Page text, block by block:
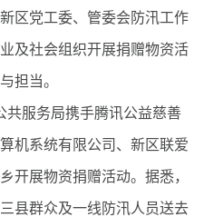
区党工委、管委会防汛工作
及社会组织开展捐赠物资活
担当。
服务局携手腾讯公益慈善
机系统有限公司、新区联爱
开展物资捐赠活动。据悉，
县群众及一线防汛人员送去